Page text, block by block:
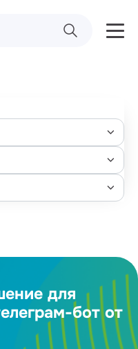
для
бот от